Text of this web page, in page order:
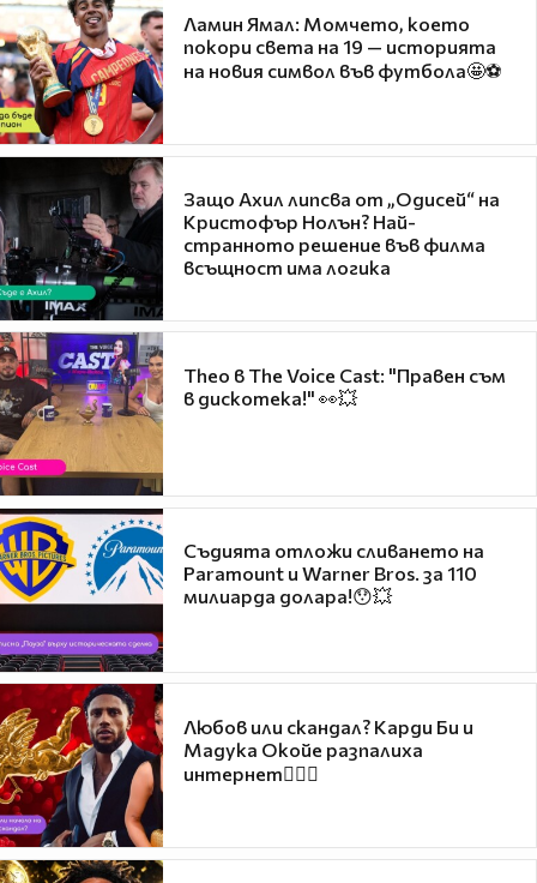
Ламин Ямал: Момчето, което
покори света на 19 — историята
на новия символ във футбола🤩⚽
Защо Ахил липсва от „Одисей“ на
Кристофър Нолън? Най-
странното решение във филма
всъщност има логика
Theo в The Voice Cast: "Правен съм
в дискотека!" 👀💥
Съдията отложи сливането на
Paramount и Warner Bros. за 110
милиарда долара!😯💥
Любов или скандал? Карди Би и
Мадука Окойе разпалиха
интернет❤️‍🔥🔥